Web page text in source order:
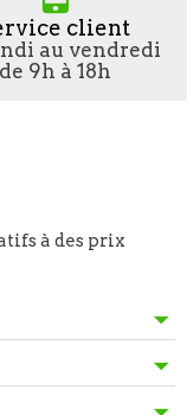
client
au vendredi
de 9h à 18h
à des prix